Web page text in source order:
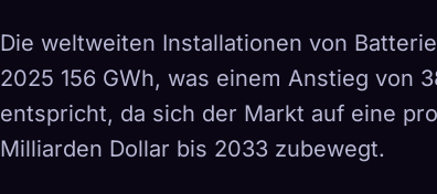
Die weltweiten Installationen von
2025 156 GWh, was einem Anstieg von
entspricht, da sich der Markt auf eine
Milliarden Dollar bis 2033 zubewegt.
🧬Xeno Database
Gesammelt: 0/ 441